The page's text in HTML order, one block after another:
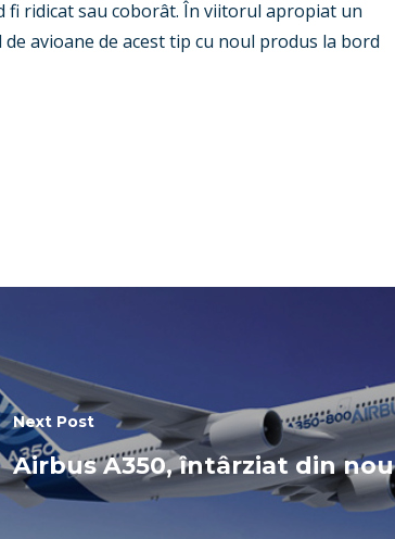
ridicat sau coborât. În viitorul apropiat un
avioane de acest tip cu noul produs la bord
Next Post
Airbus A350, întârziat din nou